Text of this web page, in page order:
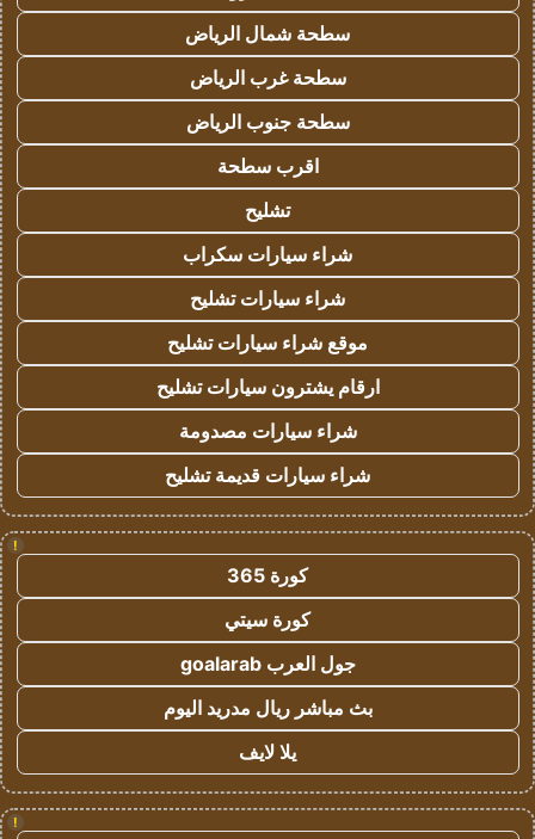
سطحة شمال الرياض
سطحة غرب الرياض
سطحة جنوب الرياض
اقرب سطحة
تشليح
شراء سيارات سكراب
شراء سيارات تشليح
موقع شراء سيارات تشليح
ارقام يشترون سيارات تشليح
شراء سيارات مصدومة
شراء سيارات قديمة تشليح
!
كورة 365
كورة سيتي
جول العرب goalarab
بث مباشر ريال مدريد اليوم
يلا لايف
!